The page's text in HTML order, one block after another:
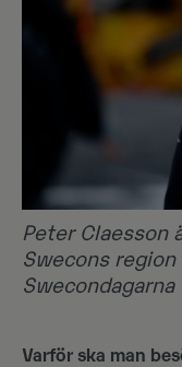
Peter Claesson
Swecons
Varför ska man